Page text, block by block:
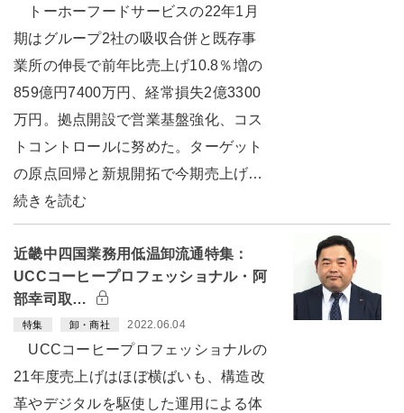
トーホーフードサービスの22年1月
期はグループ2社の吸収合併と既存事
業所の伸長で前年比売上げ10.8％増の
859億円7400万円、経常損失2億3300
万円。拠点開設で営業基盤強化、コス
トコントロールに努めた。ターゲット
の原点回帰と新規開拓で今期売上げ…
続きを読む
近畿中四国業務用低温卸流通特集：
UCCコーヒープロフェッショナル・阿
部幸司取…
特集 卸・商社 2022.06.04
UCCコーヒープロフェッショナルの
21年度売上げはほぼ横ばいも、構造改
革やデジタルを駆使した運用による体